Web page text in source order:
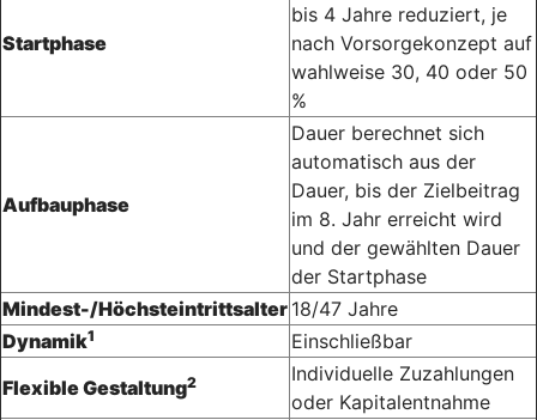
Startphase
bis 4 Jahre reduziert, je
nach Vorsorgekonzept auf
wahlweise 30, 40 oder 50
%
Aufbauphase
Dauer berechnet sich
automatisch aus der
Dauer, bis der Zielbeitrag
im 8. Jahr erreicht wird
und der gewählten Dauer
der Startphase
Mindest-/Höchsteintrittsalter 18/47 Jahre
Dynamik1
Einschließbar
Flexible Gestaltung2
Individuelle Zuzahlungen
oder Kapital­entnahme